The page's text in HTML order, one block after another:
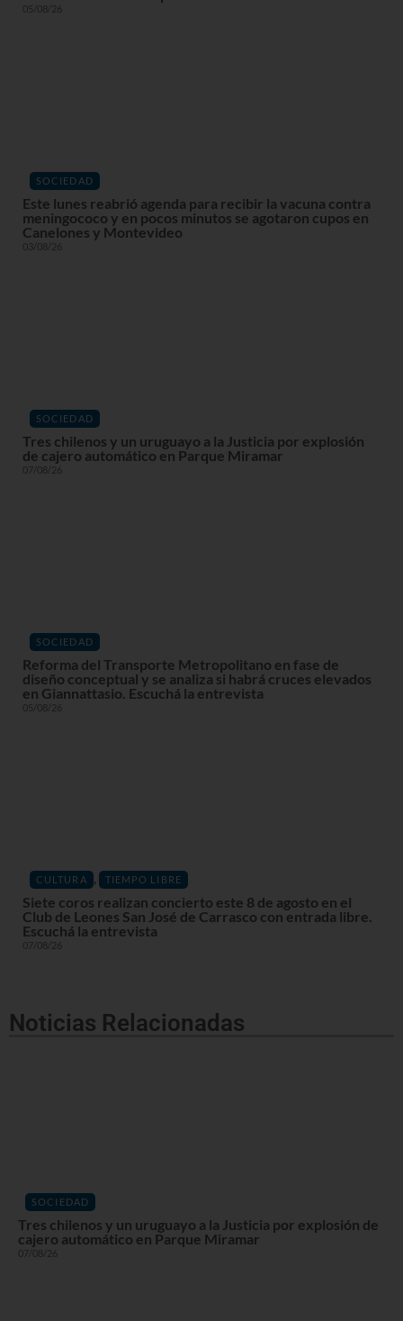
05/08/26
SOCIEDAD
Este lunes reabrió agenda para recibir la vacuna contra
meningococo y en pocos minutos se agotaron cupos en
Canelones y Montevideo
03/08/26
SOCIEDAD
Tres chilenos y un uruguayo a la Justicia por explosión
de cajero automático en Parque Miramar
07/08/26
SOCIEDAD
Reforma del Transporte Metropolitano en fase de
diseño conceptual y se analiza si habrá cruces elevados
en Giannattasio. Escuchá la entrevista
05/08/26
CULTURA , TIEMPO LIBRE
Siete coros realizan concierto este 8 de agosto en el
Club de Leones San José de Carrasco con entrada libre.
Escuchá la entrevista
07/08/26
Noticias Relacionadas
SOCIEDAD
Tres chilenos y un uruguayo a la Justicia por explosión de
cajero automático en Parque Miramar
07/08/26